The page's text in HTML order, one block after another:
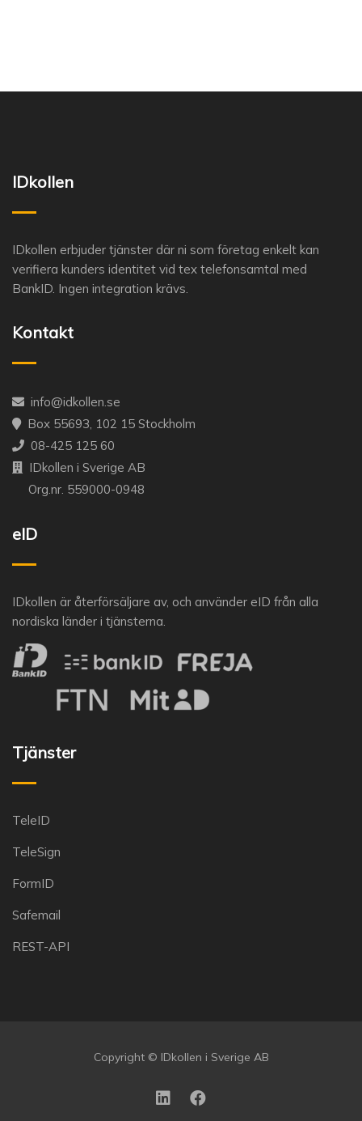
IDkollen
IDkollen erbjuder tjänster där ni som företag enkelt kan
verifiera kunders identitet vid tex telefonsamtal med
BankID. Ingen integration krävs.
Kontakt
info@idkollen.se
Box 55693, 102 15 Stockholm
08-425 125 60
IDkollen i Sverige AB
Org.nr. 559000-0948
eID
IDkollen är återförsäljare av, och använder eID från alla
nordiska länder i tjänsterna.
Tjänster
TeleID
TeleSign
FormID
Safemail
REST-API
Copyright © IDkollen i Sverige AB